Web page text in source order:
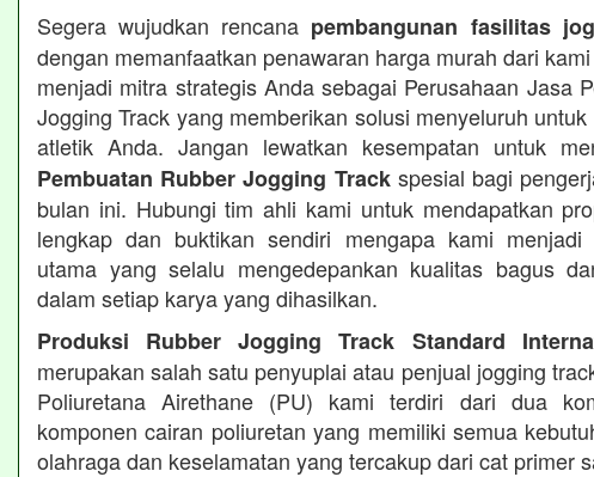
Segera wujudkan rencana pembangunan fasilitas
dengan memanfaatkan penawaran harga murah dari
menjadi mitra strategis Anda sebagai Perusahaan Jasa
Jogging Track yang memberikan solusi menyeluruh
atletik Anda. Jangan lewatkan kesempatan untuk
Pembuatan Rubber Jogging Trackspesial bagi
bulan ini. Hubungi tim ahli kami untuk mendapatkan
lengkap dan buktikan sendiri mengapa kami menjadi
utama yang selalu mengedepankan kualitas bagus
dalam setiap karya yang dihasilkan.
Produksi Rubber Jogging Track Standard
merupakan salah satu penyuplai atau penjual jogging
Poliuretana Airethane (PU) kami terdiri dari dua
komponen cairan poliuretan yang memiliki semua
olahraga dan keselamatan yang tercakup dari cat primer